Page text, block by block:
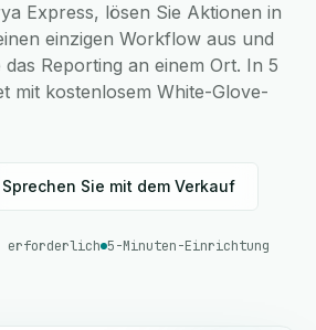
Express, lösen Sie Aktionen in
einzigen Workflow aus und
Reporting an einem Ort. In 5
mit kostenlosem White-Glove-
Sprechen Sie mit dem Verkauf
erforderlich 5-Minuten-Einrichtung